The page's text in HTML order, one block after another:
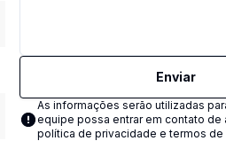
Enviar
As informações serão utilizadas
equipe possa entrar em contato de
política de privacidade e termos de